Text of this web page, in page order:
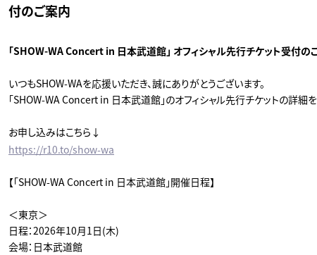
付のご案内
「SHOW-WA Concert in 日本武道館」 オフィシャル先行チケット受付の
いつもSHOW-WAを応援いただき、誠にありがとうございます。
「SHOW-WA Concert in 日本武道館」のオフィシャル先行チケットの詳細を
お申し込みはこちら↓
https://r10.to/show-wa
【「SHOW-WA Concert in 日本武道館」開催日程】
＜東京＞
日程：2026年10月1日(木)
会場：日本武道館